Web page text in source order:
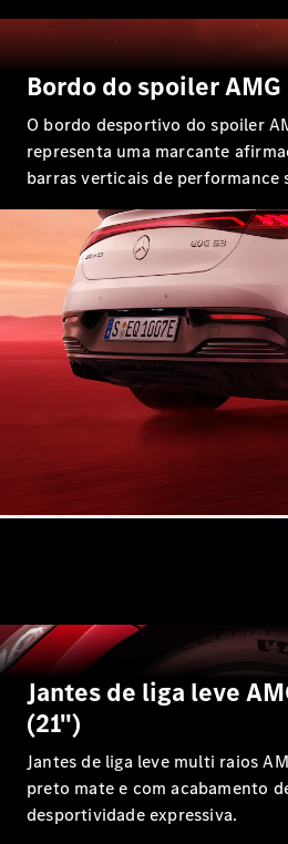
Limousine
Classe E
Limousine
Classe S
Limousine
Mercedes-
Maybach
Novo
Configurador
Showroom
Online
SUV
Mercedes-
Maybach
EQS SUV
Elétrico
GLA
GLA
GLA
GLB Elétrico
GLB Novo
GLC Elétrico
Bordo do spoiler AMG
O bordo desportivo do spoiler
representa uma marcante
barras verticais de performance
Jantes de liga leve
(21")
Jantes de liga leve multi raios
preto mate e com acabamento
desportividade expressiva.